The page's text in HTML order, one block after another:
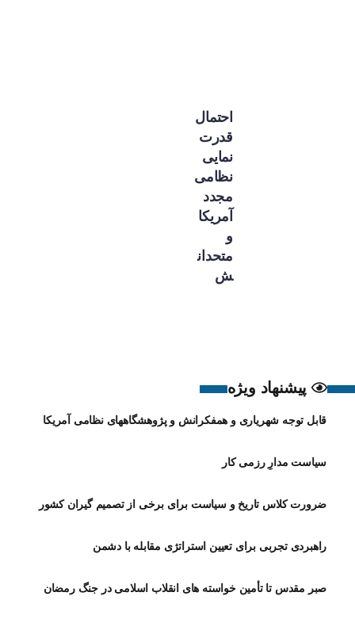
احتمال
قدرت
نمایی
نظامی
مجدد
آمریکا
و
متحدان
ش
پیشنهاد ویژه
قابل توجه شهریاری و همفکرانش و پژوهشگاههای نظامی آمریکا
سیاست مدارِ رزمی کار
ضرورت کلاس تاریخ و سیاست برای برخی از تصمیم گیران کشور
راهبردی تجربی برای تعیین استراتژی مقابله با دشمن
صبر مقدس تا تأمین خواسته های انقلاب اسلامی در جنگ رمضان